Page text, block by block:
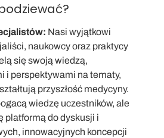
Nasi wyjątkowi
naukowcy oraz praktycy
się swoją wiedzą,
i perspektywami na tematy,
przyszłość medycyny.
wiedzę uczestników, ale
platformą do dyskusji i
innowacyjnych koncepcji